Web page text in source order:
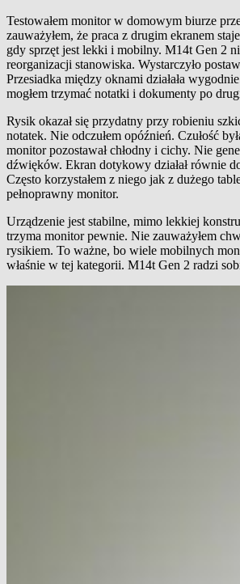
Testowałem monitor w domowym biurze
zauważyłem, że praca z drugim ekranem
gdy sprzęt jest lekki i mobilny. M14t Gen 2
reorganizacji stanowiska. Wystarczyło
Przesiadka między oknami działała
mogłem trzymać notatki i dokumenty po
Rysik okazał się przydatny przy robieniu
notatek. Nie odczułem opóźnień. Czułość
monitor pozostawał chłodny i cichy. Nie
dźwięków. Ekran dotykowy działał równie
Często korzystałem z niego jak z dużego
pełnoprawny monitor.
Urządzenie jest stabilne, mimo lekkiej
trzyma monitor pewnie. Nie zauważyłem
rysikiem. To ważne, bo wiele mobilnych
właśnie w tej kategorii. M14t Gen 2 radzi